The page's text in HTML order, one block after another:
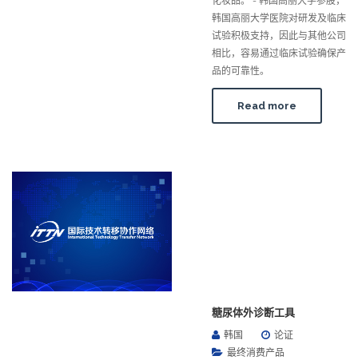
韩国高丽大学医院对研发及临床
试验积极支持，因此与其他公司
相比，容易通过临床试验确保产
品的可靠性。
Read more
糖尿体外诊断工具
韩国
论证
最终消费产品